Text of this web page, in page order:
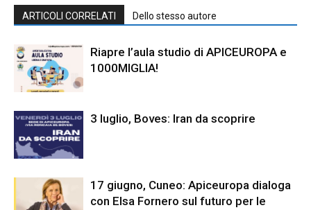
ARTICOLI CORRELATI Dello stesso autore
Riapre l’aula studio di APICEUROPA e
1000MIGLIA!
3 luglio, Boves: Iran da scoprire
17 giugno, Cuneo: Apiceuropa dialoga
con Elsa Fornero sul futuro per le